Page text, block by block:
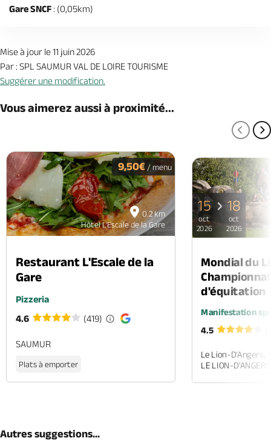
Gare SNCF : (0,05km)
Mise à jour le 11 juin 2026
Par : SPL SAUMUR VAL DE LOIRE TOURISME
Suggérer une modification.
Vous aimerez aussi à proximité...
0.2 km
Hôtel L'Escale de la Gare
9,50€ / menu
Restaurant L'Escale de la
Gare
Pizzeria
4.6
(419)
SAUMUR
Plats à emporter
15
oct
2026
18
oct
2026
Mondial du
d'équitation
Manifestation
4.5
Le Lion-D'Angers,
LE LION-D'ANGERS
Autres suggestions...